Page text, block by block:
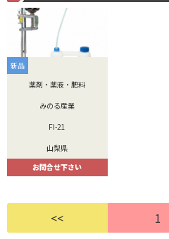
新品
薬剤・薬液・肥料
みのる産業
FI-21
山梨県
お問合せ下さい
<< 1